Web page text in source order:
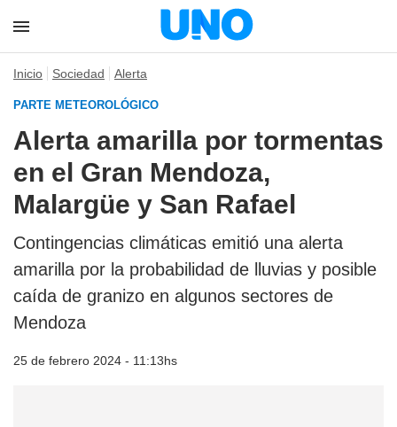
Inicio Sociedad Alerta
PARTE METEOROLÓGICO
Alerta amarilla por tormentas
en el Gran Mendoza,
Malargüe y San Rafael
Contingencias climáticas emitió una alerta
amarilla por la probabilidad de lluvias y posible
caída de granizo en algunos sectores de
Mendoza
25 de febrero 2024 - 11:13hs